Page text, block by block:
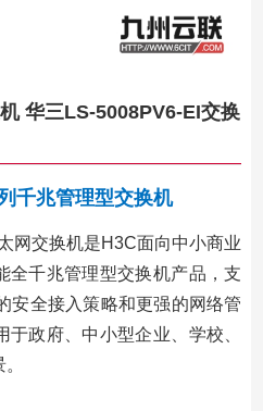
华三LS-5008PV6-EI交换
千兆管理型交换机
网交换机是H3C面向中小商业
全千兆管理型交换机产品，支
安全接入策略和更强的网络管
政府、中小型企业、学校、